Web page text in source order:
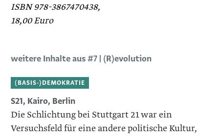
ISBN 978-3867470438,
18,00 Euro
weitere Inhalte aus #7 | (R)evolution
(BASIS-)DEMOKRATIE
S21, Kairo, Berlin
Die Schlichtung bei Stuttgart 21 war ein
Versuchsfeld für eine andere politische Kultur,